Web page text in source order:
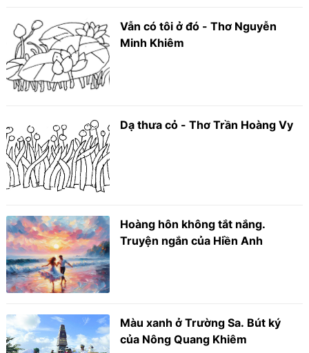
Vẫn có tôi ở đó - Thơ Nguyễn
Minh Khiêm
Dạ thưa cỏ - Thơ Trần Hoàng Vy
Hoàng hôn không tắt nắng.
Truyện ngắn của Hiền Anh
Màu xanh ở Trường Sa. Bút ký
của Nông Quang Khiêm